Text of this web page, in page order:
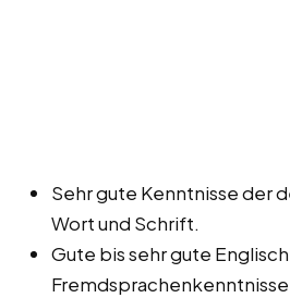
Sehr gute Kenntnisse der
Wort und Schrift.
Gute bis sehr gute